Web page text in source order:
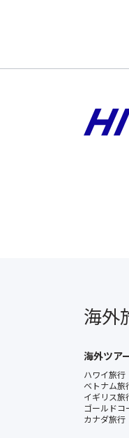
海外
海外ツア
ハワイ旅行
ベトナム旅
イギリス旅
ゴールドコ
カナダ旅行